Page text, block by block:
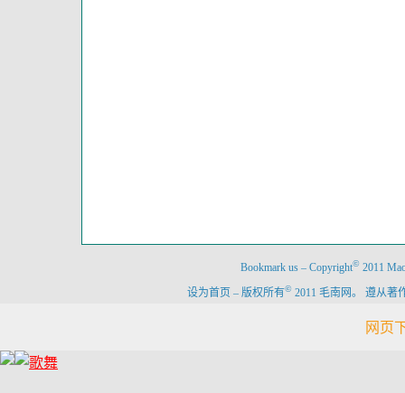
Bookmark us – Copyright© 2011
设为首页 – 版权所有© 2011 毛南网。 遵从著
网页